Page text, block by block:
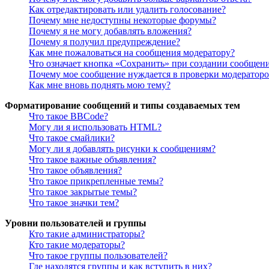
Как отредактировать или удалить голосование?
Почему мне недоступны некоторые форумы?
Почему я не могу добавлять вложения?
Почему я получил предупреждение?
Как мне пожаловаться на сообщения модератору?
Что означает кнопка «Сохранить» при создании
Почему мое сообщение нуждается в проверки
Как мне вновь поднять мою тему?
Форматирование сообщений и типы создаваемых тем
Что такое BBCode?
Могу ли я использовать HTML?
Что такое смайлики?
Могу ли я добавлять рисунки к сообщениям?
Что такое важные объявления?
Что такое объявления?
Что такое прикрепленные темы?
Что такое закрытые темы?
Что такое значки тем?
Уровни пользователей и группы
Кто такие администраторы?
Кто такие модераторы?
Что такое группы пользователей?
Где находятся группы и как вступить в них?